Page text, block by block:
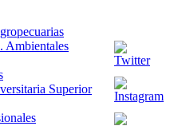
Ambientales
Superior